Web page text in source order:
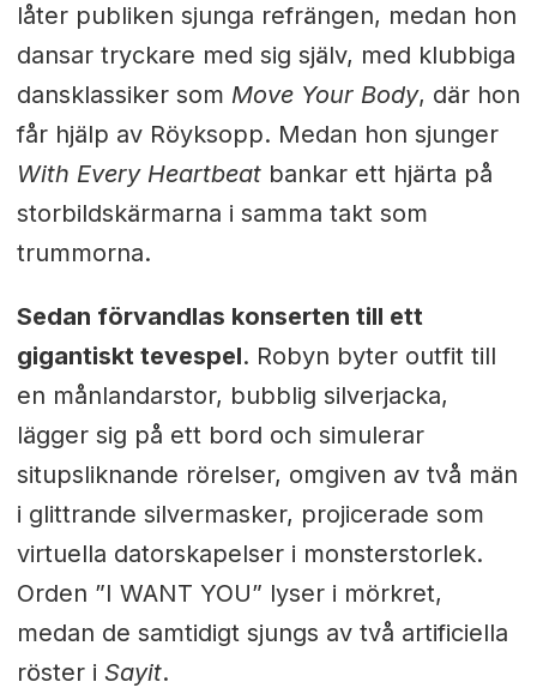
låter publiken sjunga refrängen, medan hon
dansar tryckare med sig själv, med klubbiga
dansklassiker som Move Your Body, där hon
får hjälp av Röyksopp. Medan hon sjunger
With Every Heartbeatbankar ett hjärta på
storbildskärmarna i samma takt som
trummorna.
Sedan förvandlas konserten till ett
gigantiskt tevespel. Robyn byter outfit till
en månlandarstor, bubblig silverjacka,
lägger sig på ett bord och simulerar
situpsliknande rörelser, omgiven av två män
i glittrande silvermasker, projicerade som
virtuella datorskapelser i monsterstorlek.
Orden ”I WANT YOU” lyser i mörkret,
medan de samtidigt sjungs av två artificiella
röster i Sayit.